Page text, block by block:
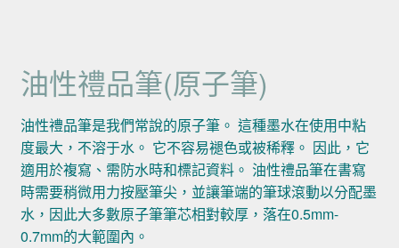
油性禮品筆(原子筆)
油性禮品筆是我們常說的原子筆。 這種墨水在使用中粘
度最大，不溶于水。 它不容易褪色或被稀釋。 因此，它
適用於複寫、需防水時和標記資料。 油性禮品筆在書寫
時需要稍微用力按壓筆尖，並讓筆端的筆球滾動以分配墨
水，因此大多數原子筆筆芯相對較厚，落在0.5mm-
0.7mm的大範圍內。